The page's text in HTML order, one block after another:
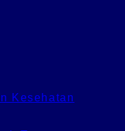
Kesehatan